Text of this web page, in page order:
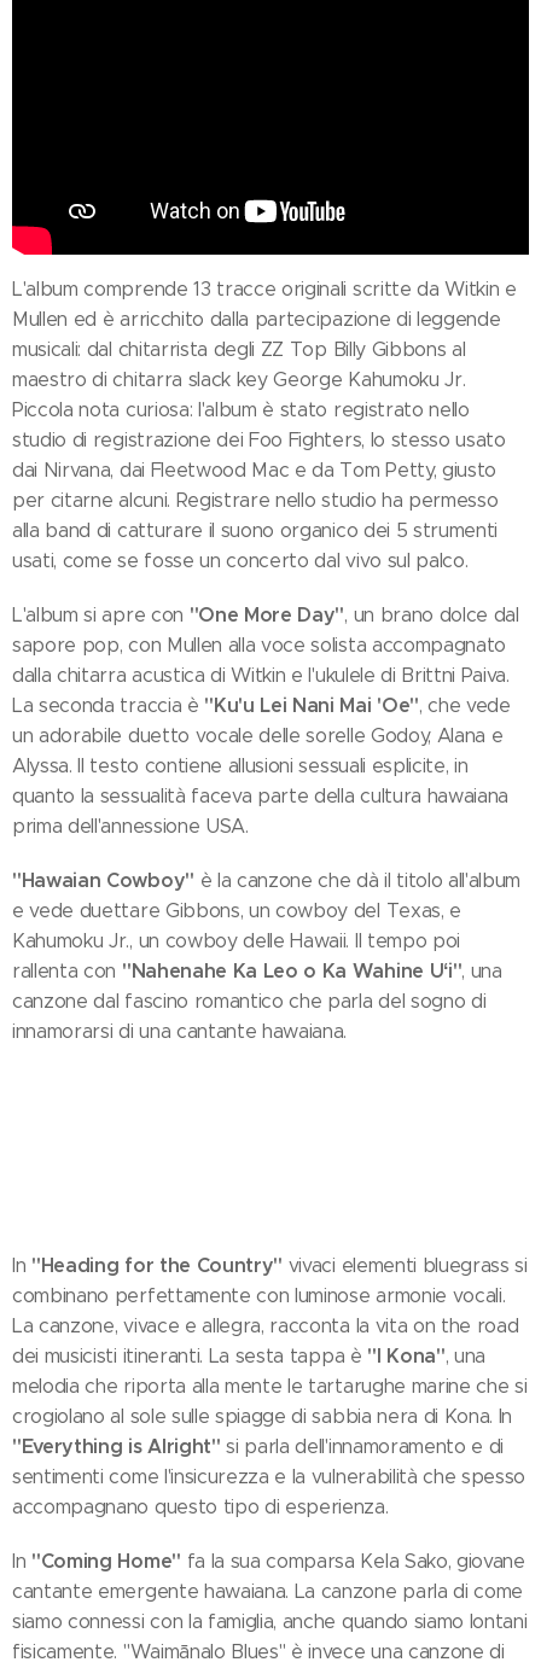
L'album comprende 13 tracce originali scritte da Witkin e
Mullen ed è arricchito dalla partecipazione di leggende
musicali: dal chitarrista degli ZZ Top Billy Gibbons al
maestro di chitarra slack key George Kahumoku Jr.
Piccola nota curiosa: l'album è stato registrato nello
studio di registrazione dei Foo Fighters, lo stesso usato
dai Nirvana, dai Fleetwood Mac e da Tom Petty, giusto
per citarne alcuni. Registrare nello studio ha permesso
alla band di catturare il suono organico dei 5 strumenti
usati, come se fosse un concerto dal vivo sul palco.
L'album si apre con "One More Day", un brano dolce dal
sapore pop, con Mullen alla voce solista accompagnato
dalla chitarra acustica di Witkin e l'ukulele di Brittni Paiva.
La seconda traccia è "Ku'u Lei Nani Mai 'Oe", che vede
un adorabile duetto vocale delle sorelle Godoy, Alana e
Alyssa. Il testo contiene allusioni sessuali esplicite, in
quanto la sessualità faceva parte della cultura hawaiana
prima dell'annessione USA.
"Hawaian Cowboy" è la canzone che dà il titolo all'album
e vede duettare Gibbons, un cowboy del Texas, e
Kahumoku Jr., un cowboy delle Hawaii. Il tempo poi
rallenta con "Nahenahe Ka Leo o Ka Wahine Uʻi", una
canzone dal fascino romantico che parla del sogno di
innamorarsi di una cantante hawaiana.
In "Heading for the Country" vivaci elementi bluegrass si
combinano perfettamente con luminose armonie vocali.
La canzone, vivace e allegra, racconta la vita on the road
dei musicisti itineranti. La sesta tappa è "I Kona", una
melodia che riporta alla mente le tartarughe marine che si
crogiolano al sole sulle spiagge di sabbia nera di Kona. In
"Everything is Alright" si parla dell'innamoramento e di
sentimenti come l'insicurezza e la vulnerabilità che spesso
accompagnano questo tipo di esperienza.
In "Coming Home" fa la sua comparsa Kela Sako, giovane
cantante emergente hawaiana. La canzone parla di come
siamo connessi con la famiglia, anche quando siamo lontani
fisicamente. "Waimānalo Blues" è invece una canzone di